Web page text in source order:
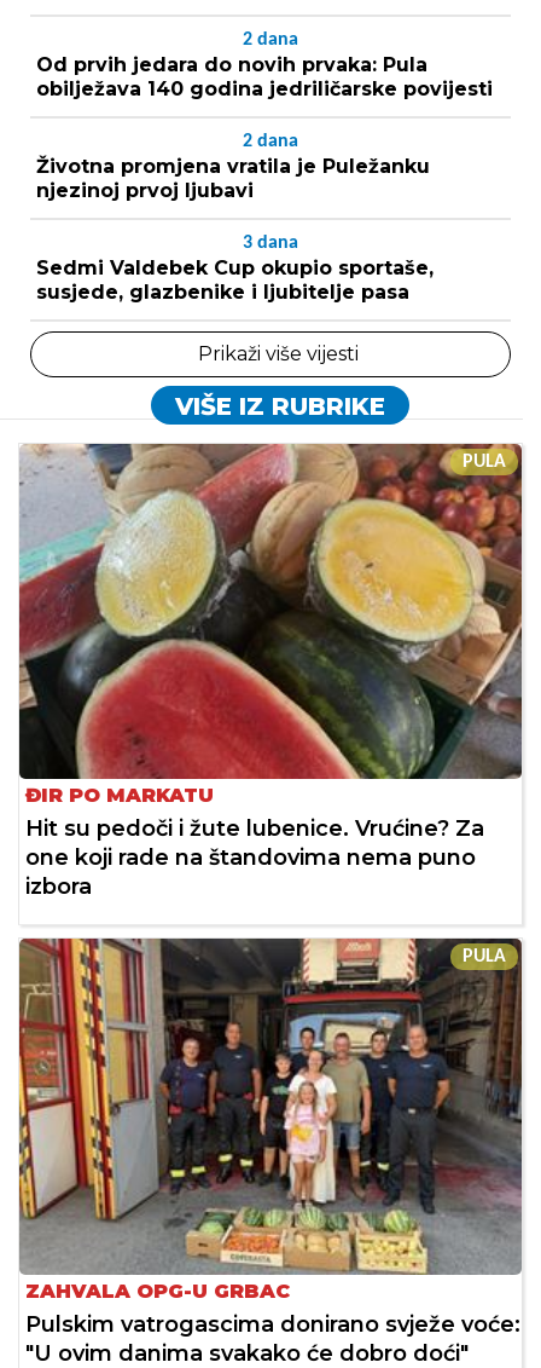
2 dana
Od prvih jedara do novih prvaka: Pula
obilježava 140 godina jedriličarske povijesti
2 dana
Životna promjena vratila je Puležanku
njezinoj prvoj ljubavi
3 dana
Sedmi Valdebek Cup okupio sportaše,
susjede, glazbenike i ljubitelje pasa
Prikaži više vijesti
VIŠE IZ RUBRIKE
PULA
ĐIR PO MARKATU
Hit su pedoči i žute lubenice. Vrućine? Za
one koji rade na štandovima nema puno
izbora
PULA
ZAHVALA OPG-U GRBAC
Pulskim vatrogascima donirano svježe voće:
"U ovim danima svakako će dobro doći"